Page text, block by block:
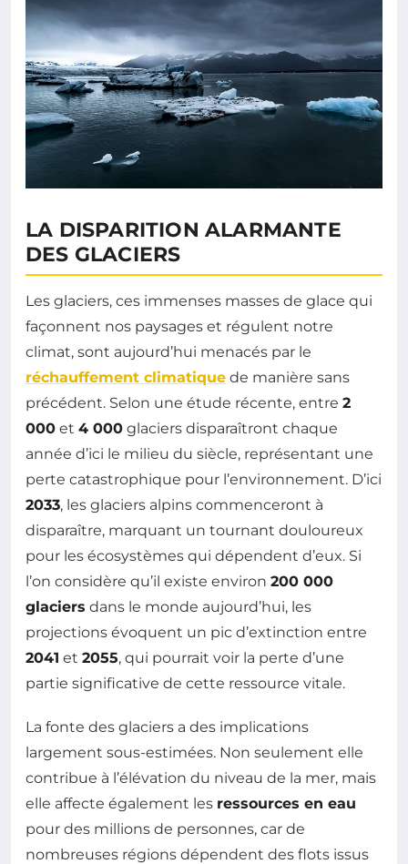
LA DISPARITION ALARMANTE
DES GLACIERS
Les glaciers, ces immenses masses de glace qui
façonnent nos paysages et régulent notre
climat, sont aujourd’hui menacés par le
réchauffement climatique de manière sans
précédent. Selon une étude récente, entre 2
000 et 4 000 glaciers disparaîtront chaque
année d’ici le milieu du siècle, représentant une
perte catastrophique pour l’environnement. D’ici
2033, les glaciers alpins commenceront à
disparaître, marquant un tournant douloureux
pour les écosystèmes qui dépendent d’eux. Si
l’on considère qu’il existe environ 200 000
glaciers dans le monde aujourd’hui, les
projections évoquent un pic d’extinction entre
2041 et 2055, qui pourrait voir la perte d’une
partie significative de cette ressource vitale.
La fonte des glaciers a des implications
largement sous-estimées. Non seulement elle
contribue à l’élévation du niveau de la mer, mais
elle affecte également les ressources en eau
pour des millions de personnes, car de
nombreuses régions dépendent des flots issus